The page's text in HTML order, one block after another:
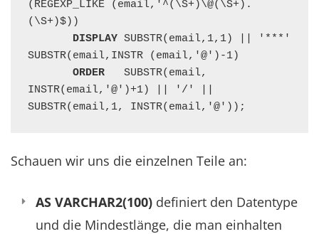
(REGEXP_LIKE (email,'^(\S+)\@(\S+).
(\S+)$))
DISPLAY SUBSTR(email,1,1) || '***'
SUBSTR(email,INSTR (email,'@')-1)
ORDER
   SUBSTR(email,
INSTR(email,'@')+1) || '/' ||
SUBSTR(email,1, INSTR(email,'@'));
Schauen wir uns die einzelnen Teile an:
AS VARCHAR2(100) definiert den Datentype
und die Mindestlänge, die man einhalten